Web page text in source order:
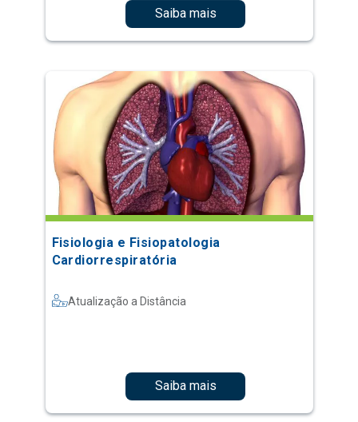
Saiba mais
Fisiologia e Fisiopatologia
Cardiorrespiratória
Atualização a Distância
Saiba mais